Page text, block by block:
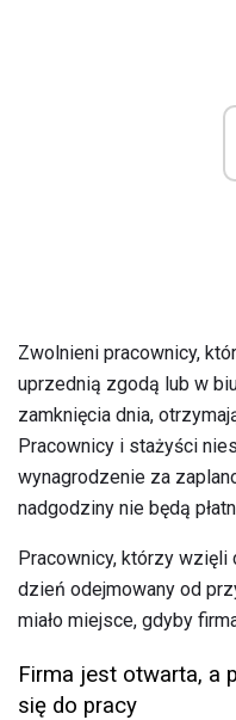
Zwolnieni pracownicy,
uprzednią zgodą lub w
zamknięcia dnia,
Pracownicy i stażyści
wynagrodzenie za
nadgodziny nie będą
Pracownicy, którzy wzięli
dzień odejmowany od
miało miejsce, gdyby
Firma jest otwarta, a
się do pracy